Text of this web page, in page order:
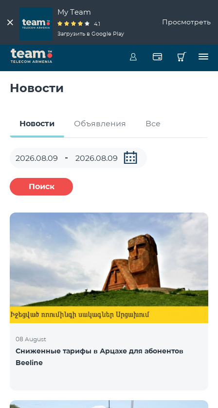
My Team
4.1
Загрузить в Google Play
Просмотреть
Новости
Новости Объявления Все
Поиск
08 August
Сниженные тарифы в Арцахе для абонентов
Beeline